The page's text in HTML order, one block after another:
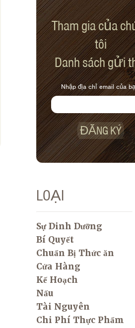
Tham gia của
tôi
Danh sách gửi
Nhập địa chỉ email của
ĐĂNG KÝ
LOẠI
Sự Dinh Dưỡng
Bí Quyết
Chuẩn Bị Thức ăn
Cửa Hàng
Kế Hoạch
Nấu
Tài Nguyên
Chi Phí Thực Phẩm